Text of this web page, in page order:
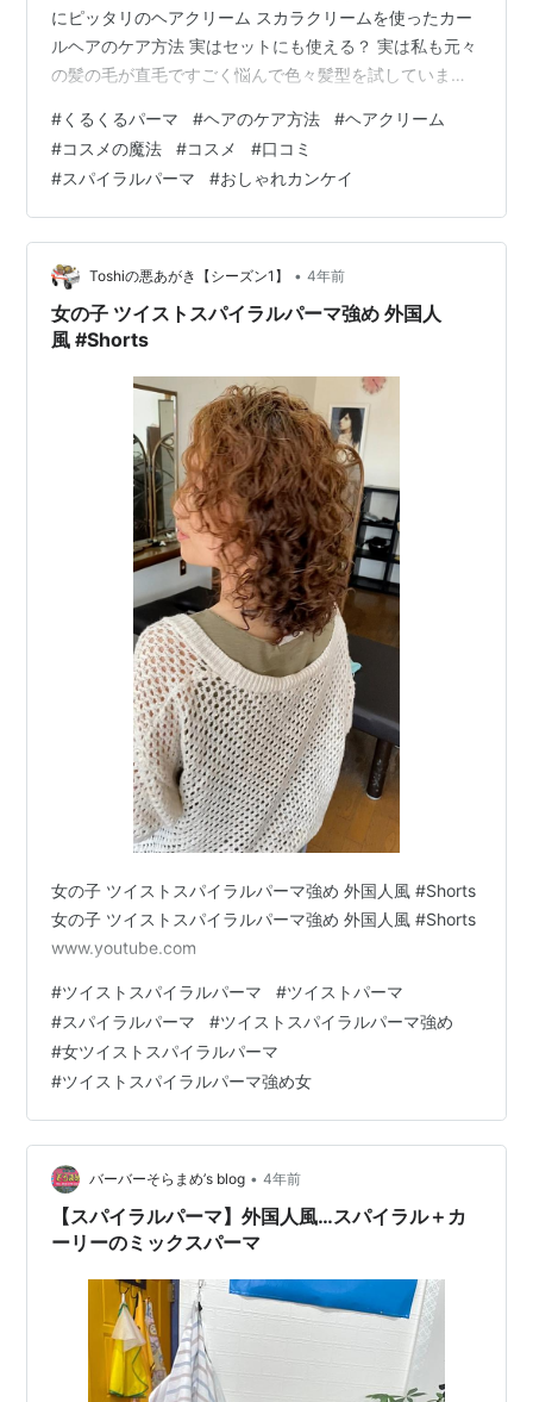
にピッタリのヘアクリーム スカラクリームを使ったカー
ルヘアのケア方法 実はセットにも使える？ 実は私も元々
の髪の毛が直毛ですごく悩んで色々髪型を試していまし
感じに似合うんじゃね！？ 実際にかけてみた感想として
は、どストレートの直毛でペチャンコだった髪の毛にボ
リュウームができてイメージが凄くかわりました！ しか
し次の日...。 髪の毛が乾くとパサパサ感とカールにまと
まりが無くごちゃごちゃに...。 そこで私が見つけたのが
これ！ スパイラルパー…
#くるくるパーマ #ヘアのケア方法 #ヘアクリーム
#コスメの魔法 #コスメ #口コミ
#スパイラルパーマ #おしゃれカンケイ
Toshiの悪あがき【シーズン1】 • 4年前
女の子 ツイストスパイラルパーマ強め 外国人
風 #Shorts
女の子 ツイストスパイラルパーマ強め 外国人風 #Shorts
女の子 ツイストスパイラルパーマ強め 外国人風 #Shorts
www.youtube.com
#ツイストスパイラルパーマ #ツイストパーマ
#スパイラルパーマ #ツイストスパイラルパーマ強め
#女ツイストスパイラルパーマ
#ツイストスパイラルパーマ強め女
バーバーそらまめ’s blog • 4年前
【スパイラルパーマ】外国人風…スパイラル＋カ
ーリーのミックスパーマ